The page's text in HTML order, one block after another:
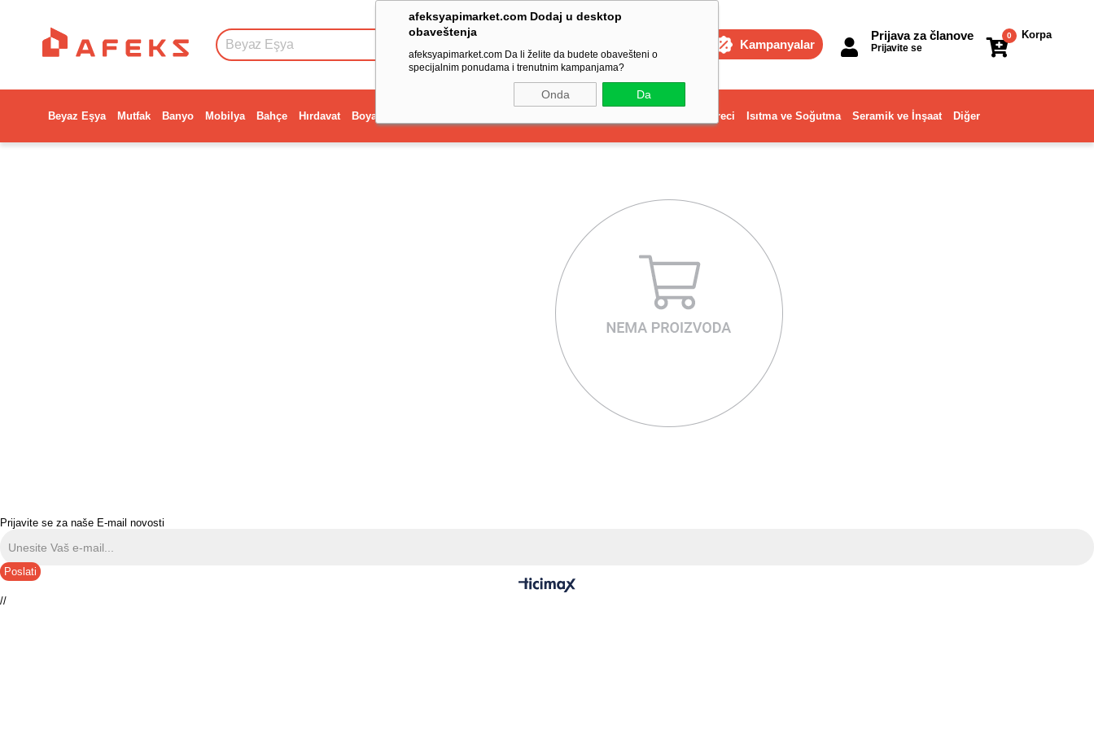
afeksyapimarket.com Dodaj u desktop
obaveštenja
afeksyapimarket.com Da li želite da budete obavešteni o
specijalnim ponudama i trenutnim kampanjama?
Onda Da
Kampanyalar
Korpa
0
Prijava za članove
Prijavite se
Beyaz Eşya Mutfak Banyo Mobilya Bahçe Hırdavat Boya Dekorasyon ve Ev Gereci Isıtma ve Soğutma Seramik ve İnşaat Diğer
Prijavite se za naše E-mail novosti
Poslati
//